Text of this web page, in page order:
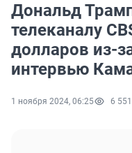
Дональд
телеканалу
долларов из-
интервью
1 ноября 2024, 06:25 6 551